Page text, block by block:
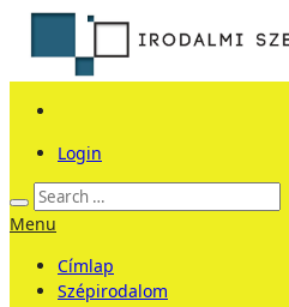
Login
Menu
Címlap
Szépirodalom